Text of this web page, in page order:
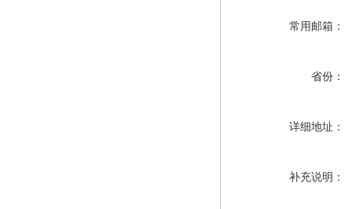
常用邮箱：
省份：
详细地址：
补充说明：